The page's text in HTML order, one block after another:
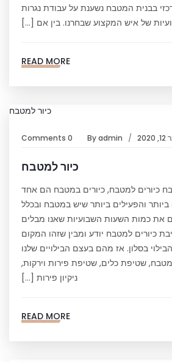
בבנית המטבח נשענת על עבודת נגרות
של איש המקצוע שבחרנו. בין אם […]
READ MORE
Byadmin
0 Comments
כיור למטבח
כיורים למטבח, כיורים במטבח הם אחד
והפעילים ביותר שיש במטבח ובכלל
את כמות השעות השבועיות שאנו מבלים
כיורים למטבח יודע ומבין שזהו המקום
בסלון. אז מהם בעצם הבילויים שלנו
שטיפת כלים, שטיפת פירות וירקות,
ניקיון פירות […]
READ MORE